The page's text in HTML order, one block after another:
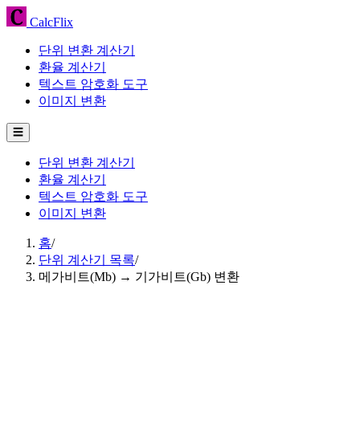
CalcFlix
단위 변환 계산기
환율 계산기
텍스트 암호화 도구
이미지 변환
☰
단위 변환 계산기
환율 계산기
텍스트 암호화 도구
이미지 변환
홈/
단위 계산기 목록/
메가비트(Mb) → 기가비트(Gb) 변환